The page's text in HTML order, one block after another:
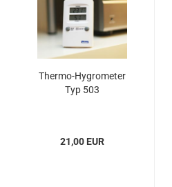
Thermo-Hygrometer
Typ 503
21,00 EUR